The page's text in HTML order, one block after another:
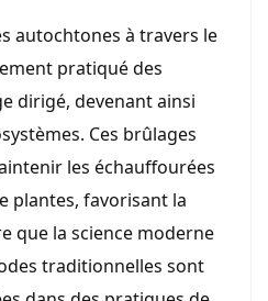
autochtones à travers le
pratiqué des
dirigé, devenant ainsi
Ces brûlages
les échauffourées
plantes, favorisant la
que la science moderne
traditionnelles sont